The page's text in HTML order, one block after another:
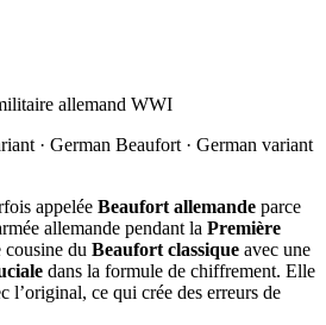
allemand WWI
· German Beaufort · German variant
appelée Beaufort allemande parce
allemande pendant la Première
cousine du Beaufort classique avec une
dans la formule de chiffrement. Elle
l’original, ce qui crée des erreurs de